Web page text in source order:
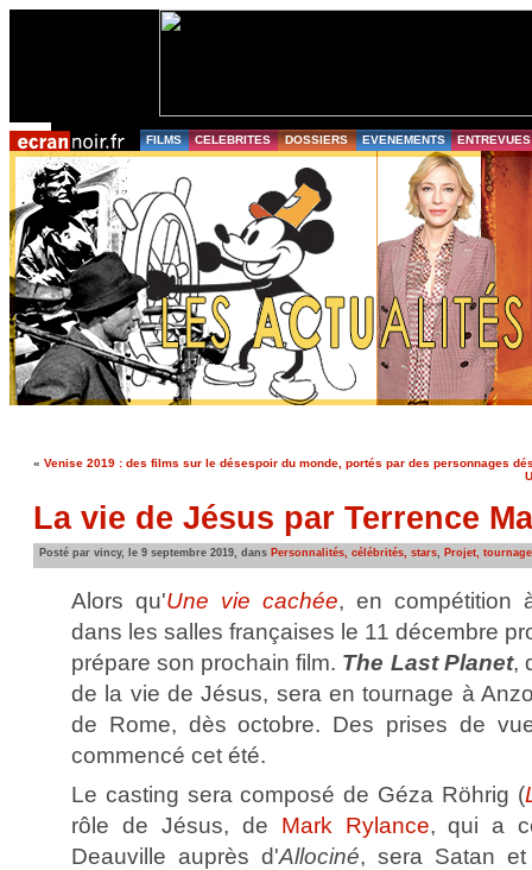
FILMS CELEBRITES DOSSIERS EVENEMENTS ENTREVUES
« Venise 2019 : des films sur le désespoir du monde, portés par des personnages
La vie de Jésus par Terrence
Posté par vincy, le 9 septembre 2019, dans Personnalités, célébrités, stars, Projet, tournage
Alors qu'Une vie cachée, en compétition
dans les salles françaises le 11 décembre
prépare son prochain film. The Last Planet,
de la vie de Jésus, sera en tournage à
de Rome, dès octobre. Des prises de
commencé cet été.
Le casting sera composé de Géza Röhrig (
rôle de Jésus, de Mark Rylance, qui a
Deauville auprès d'Allociné, sera Satan